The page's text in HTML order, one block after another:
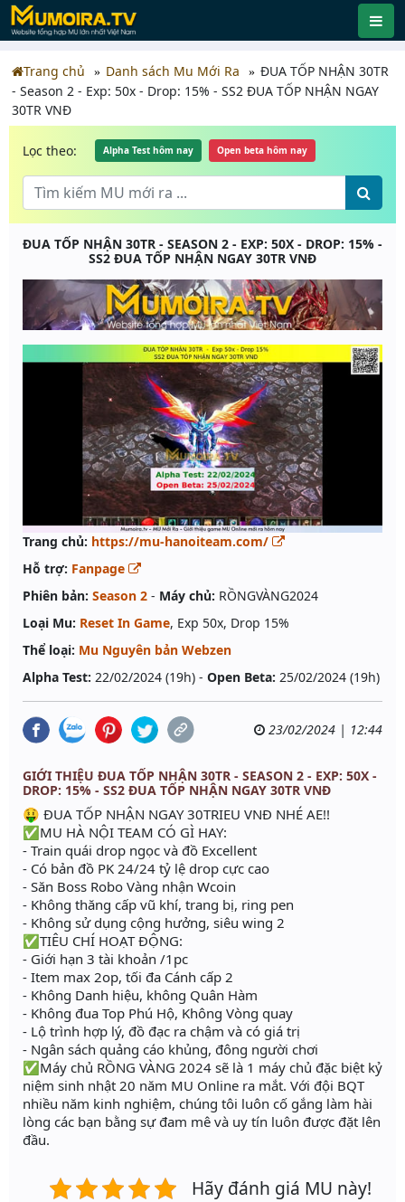
Trang chủ Danh sách Mu Mới Ra
ĐUA TỐP NHẬN 30TR
- Season 2 - Exp: 50x - Drop: 15% - SS2 ĐUA TỐP NHẬN NGAY
30TR VNĐ
Lọc theo: Alpha Test hôm nay Open beta hôm nay
ĐUA TỐP NHẬN 30TR - SEASON 2 - EXP: 50X - DROP: 15% -
SS2 ĐUA TỐP NHẬN NGAY 30TR VNĐ
Trang chủ: https://mu-hanoiteam.com/
Hỗ trợ: Fanpage
Phiên bản: Season 2 - Máy chủ: RỒNGVÀNG2024
Loại Mu: Reset In Game, Exp 50x, Drop 15%
Thể loại: Mu Nguyên bản Webzen
Alpha Test: 22/02/2024 (19h) - Open Beta: 25/02/2024 (19h)
23/02/2024 | 12:44
GIỚI THIỆU ĐUA TỐP NHẬN 30TR - SEASON 2 - EXP: 50X -
DROP: 15% - SS2 ĐUA TỐP NHẬN NGAY 30TR VNĐ
🤑 ĐUA TỐP NHẬN NGAY 30TRIEU VNĐ NHÉ AE!!
✅MU HÀ NỘI TEAM CÓ GÌ HAY:
- Train quái drop ngọc và đồ Excellent
- Có bản đồ PK 24/24 tỷ lệ drop cực cao
- Săn Boss Robo Vàng nhận Wcoin
- Không thăng cấp vũ khí, trang bị, ring pen
- Không sử dụng cộng hưởng, siêu wing 2
✅TIÊU CHÍ HOẠT ĐỘNG:
- Giới hạn 3 tài khoản /1pc
- Item max 2op, tối đa Cánh cấp 2
- Không Danh hiệu, không Quân Hàm
- Không đua Top Phú Hộ, Không Vòng quay
- Lộ trình hợp lý, đồ đạc ra chậm và có giá trị
- Ngân sách quảng cáo khủng, đông người chơi
✅Máy chủ RỒNG VÀNG 2024 sẽ là 1 máy chủ đặc biệt kỷ
niệm sinh nhật 20 năm MU Online ra mắt. Với đội BQT
nhiều năm kinh nghiệm, chúng tôi luôn cố gắng làm hài
lòng các bạn bằng sự đam mê và uy tín luôn được đặt lên
đầu.
Hãy đánh giá MU này!